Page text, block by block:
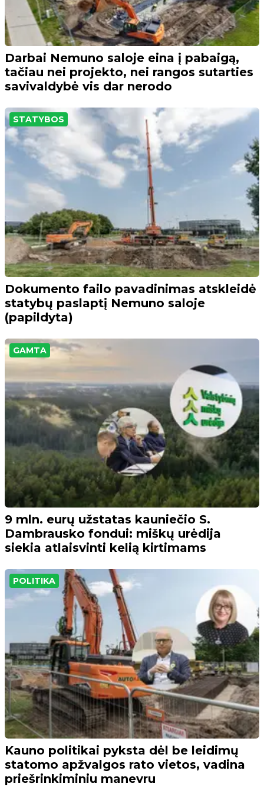
Darbai Nemuno saloje eina į pabaigą,
tačiau nei projekto, nei rangos sutarties
savivaldybė vis dar nerodo
STATYBOS
Dokumento failo pavadinimas atskleidė
statybų paslaptį Nemuno saloje
(papildyta)
GAMTA
9 mln. eurų užstatas kauniečio S.
Dambrausko fondui: miškų urėdija
siekia atlaisvinti kelią kirtimams
POLITIKA
Kauno politikai pyksta dėl be leidimų
statomo apžvalgos rato vietos, vadina
priešrinkiminiu manevru